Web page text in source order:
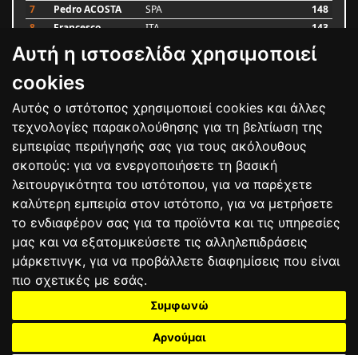
Αυτή η ιστοσελίδα χρησιμοποιεί
cookies
Αυτός ο ιστότοπος χρησιμοποιεί cookies και άλλες
τεχνολογίες παρακολούθησης για τη βελτίωση της
εμπειρίας περιήγησής σας για τους ακόλουθους
σκοπούς: για να ενεργοποιήσετε τη βασική
λειτουργικότητα του ιστότοπου, για να παρέχετε
καλύτερη εμπειρία στον ιστότοπο, για να μετρήσετε
το ενδιαφέρον σας για τα προϊόντα και τις υπηρεσίες
μας και να εξατομικεύσετε τις αλληλεπιδράσεις
μάρκετινγκ, για να προβάλλετε διαφημίσεις που είναι
πιο σχετικές με εσάς.
Συμφωνώ
Αρνούμαι
7
Pedro ACOSTA SPA
148
8
Francesco ITA 143
9 Alex MARQUEZ SPA
Luca MARINI
Bαθμολογία
ΟΡΟΙ ΧΡΗΣΗΣΠΟΛΙΤΙΚΗ ΠΡΟΣΤΑΣΙΑΣ
ΑΓΩΝΕΣΑΠΟΤΕΛΕΣΜΑΤΑΑΓΟΡΑ